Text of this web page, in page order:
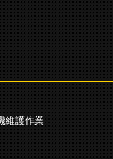
維護作業